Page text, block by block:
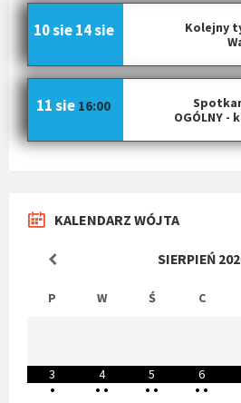
Kolejny
10 sie 14 sie
OGÓLNY -
11 sie 16:00
KALENDARZ WÓJTA
SIERPIEŃ
P W Ś C
3
•
4
• •
5
• •
6
• •